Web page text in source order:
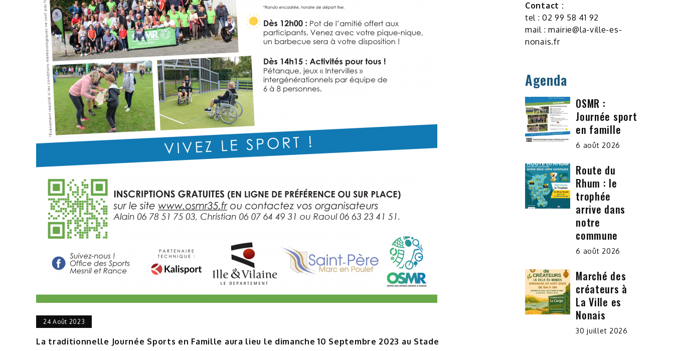
24 Août 2023
La traditionnelle Journée Sports en Famille aura lieu le dimanche 10 Septembre 2023 au Stade
Contact :
tel : 02 99 58 41 92
mail : mairie@la-ville-es-
nonais.fr
Agenda
OSMR :
Journée sport
en famille
6 août 2026
Route du
Rhum : le
trophée
arrive dans
notre
commune
6 août 2026
Marché des
créateurs à
La Ville es
Nonais
30 juillet 2026